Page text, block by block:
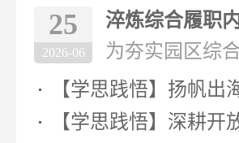
25
2026-06
淬炼综合履职
为夯实园区综
【学思践悟】扬帆出
【学思践悟】深耕开